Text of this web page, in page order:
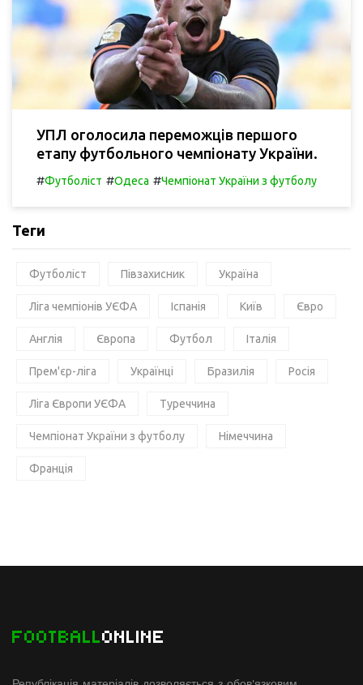
УПЛ оголосила переможців першого
етапу футбольного чемпіонату України.
#Футболіст #Одеса #Чемпіонат України з футболу
Теги
Футболіст Півзахисник Україна
Ліга чемпіонів УЄФА Іспанія Київ Євро
Англія Європа Футбол Італія
Прем'єр-ліга Українці Бразилія Росія
Ліга Європи УЄФА Туреччина
Чемпіонат України з футболу Німеччина
Франція
FOOTBALLONLINE